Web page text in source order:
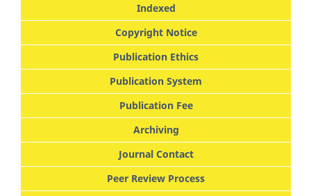
Indexed
Copyright Notice
Publication Ethics
Publication System
Publication Fee
Archiving
Journal Contact
Peer Review Process